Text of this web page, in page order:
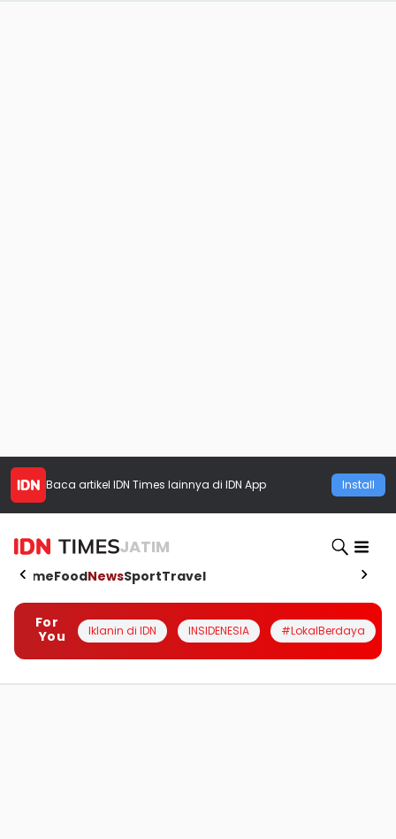
Baca artikel IDN Times lainnya di IDN App Install
JATIM
HomeFoodNewsSportTravel
For
You
Iklanin di IDN INSIDENESIA #LokalBerdaya